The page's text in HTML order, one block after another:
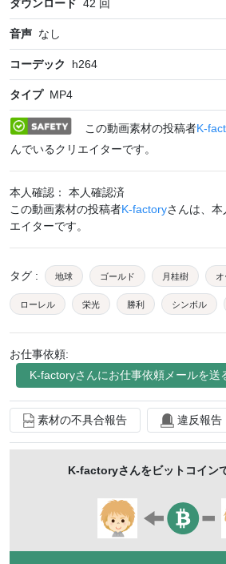
ダウンロード 42 回
音声 なし
コーデック h264
タイプ MP4
この動画素材の投稿者K-
んでいるクリエイターです。
本人確認： 本人確認済
この動画素材の投稿者K-factoryさんは、本
エイターです。
タグ : 地球 ゴールド 月桂樹
ローレル 栄光 勝利 シンボル
アイコン マーク サイン エンブレ
グローバル
チャンピオン 勝者 トロフィー レ
インターナショナル 飾り 装
デコレーション ゴールデン グラフィッ
グラフィカル デザイン 黄金 模様
メダル アワード
アクセサリー バッジ
お仕事依頼:
K-factoryさんにお仕事依頼メールを送
素材の不具合報告 違反報告
K-factoryさんをビットコイン